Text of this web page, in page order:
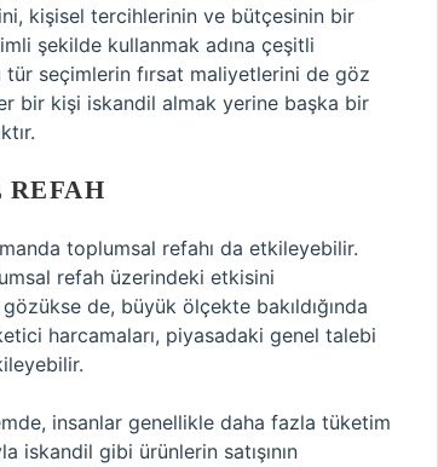
kişisel tercihlerinin ve bütçesinin bir
şekilde kullanmak adına çeşitli
seçimlerin fırsat maliyetlerini de göz
bir kişi iskandil almak yerine başka bir
toplumsal refahı da etkileyebilir.
refah üzerindeki etkisini
de, büyük ölçekte bakıldığında
harcamaları, piyasadaki genel talebi
insanlar genellikle daha fazla tüketim
iskandil gibi ürünlerin satışının